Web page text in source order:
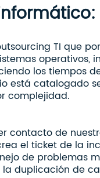
TI que
operativos,
los tiempos
está catalogado
complejidad.
contacto de
el ticket de la
de problemas
duplicación de